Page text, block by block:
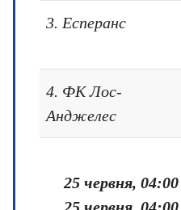
3. Есперанс
4. ФК Лос-
Анджелес
25 червня, 04:00